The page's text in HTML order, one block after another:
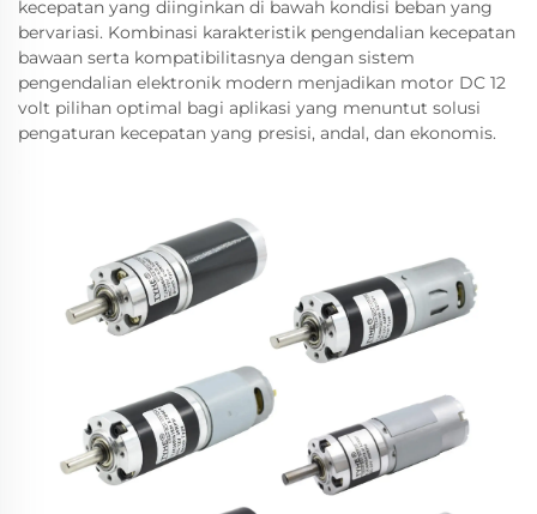
kecepatan yang diinginkan di bawah kondisi beban yang
bervariasi. Kombinasi karakteristik pengendalian kecepatan
bawaan serta kompatibilitasnya dengan sistem
pengendalian elektronik modern menjadikan motor DC 12
volt pilihan optimal bagi aplikasi yang menuntut solusi
pengaturan kecepatan yang presisi, andal, dan ekonomis.